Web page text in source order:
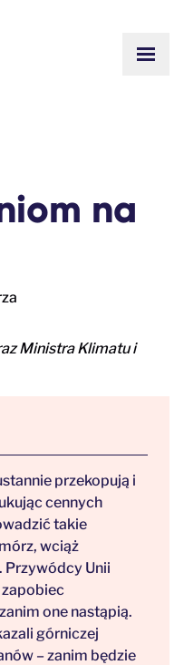
na
Ministra Klimatu i
przekopują i
cennych
takie
wciąż
Przywódcy Unii
one nastąpią.
górniczej
– zanim będzie